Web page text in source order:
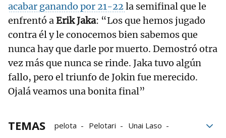
acabar ganando por 21-22 la semifinal que le
enfrentó aErik Jaka: “Los que hemos jugado
contra él y le conocemos bien sabemos que
nunca hay que darle por muerto. Demostró otra
vez más que nunca se rinde. Jaka tuvo algún
fallo, pero el triunfo de Jokin fue merecido.
Ojalá veamos una bonita final”
TEMAS pelota Pelotari
Unai Laso